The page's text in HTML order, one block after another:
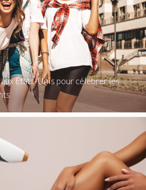
États-Unis pour célébrer les